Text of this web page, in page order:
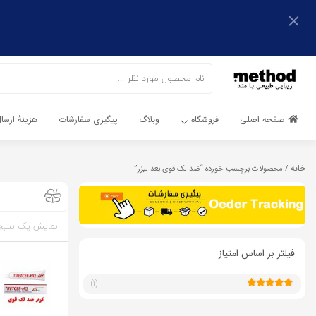
اشتراک گذاری
با استفاده از روش‌های زیر می‌توانید این صفحه را با دوستان خود
به اشتراک بگذارید.
صفحه اصلی فروشگاه وبلاگ پیگیری سفارشات هزینهٔ
خانه / محصولات برچسب خورده “ضد لک قوی بعد لیزر”
فیلتر بر اساس امتیاز
(1)
نمایش یک